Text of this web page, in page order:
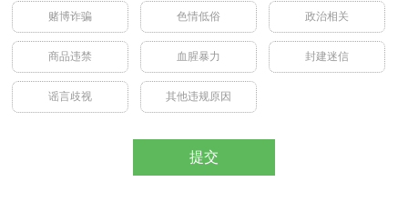
赌博诈骗 色情低俗 政治相关
商品违禁 血腥暴力 封建迷信
谣言歧视 其他违规原因
提交